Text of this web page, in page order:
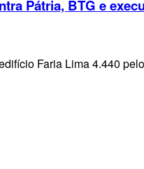
Pátria, BTG e
Faria Lima 4.440